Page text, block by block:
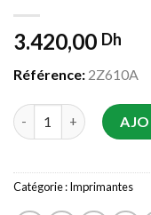
3.420,00 Dh
Référence: 2Z610A
quantité de HP
Catégorie :Imprimantes